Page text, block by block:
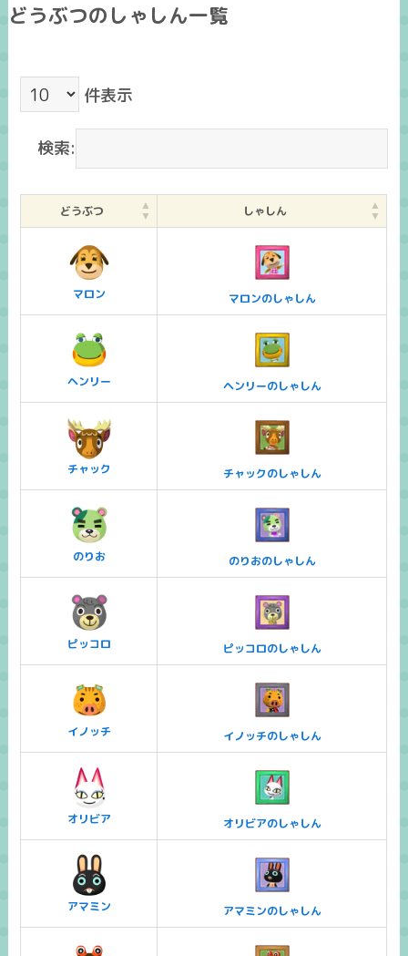
どうぶつのしゃしん一覧
件表示
検索:
どうぶつ しゃしん
マロン マロンのしゃしん
ヘンリー ヘンリーのしゃしん
チャック チャックのしゃしん
のりお のりおのしゃしん
ピッコロ ピッコロのしゃしん
イノッチ イノッチのしゃしん
オリビア オリビアのしゃしん
アマミン アマミンのしゃしん